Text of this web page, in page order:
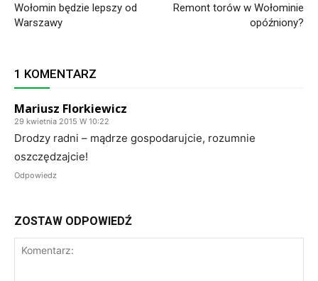
Wołomin będzie lepszy od
Warszawy
Remont torów w Wołominie
opóźniony?
1 KOMENTARZ
Mariusz Florkiewicz
29 kwietnia 2015 W 10:22
Drodzy radni – mądrze gospodarujcie, rozumnie
oszczędzajcie!
Odpowiedz
ZOSTAW ODPOWIEDŹ